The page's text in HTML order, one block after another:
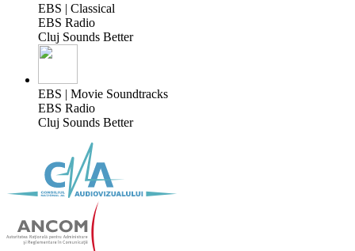
EBS | Classical
EBS Radio
Cluj Sounds Better
EBS | Movie Soundtracks
EBS Radio
Cluj Sounds Better